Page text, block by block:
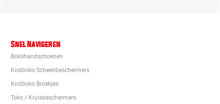
Snel Navigeren
Bokshandschoenen
Kickboks Scheenbeschermers
Kickboks Broekjes
Toks / Kruisbeschermers